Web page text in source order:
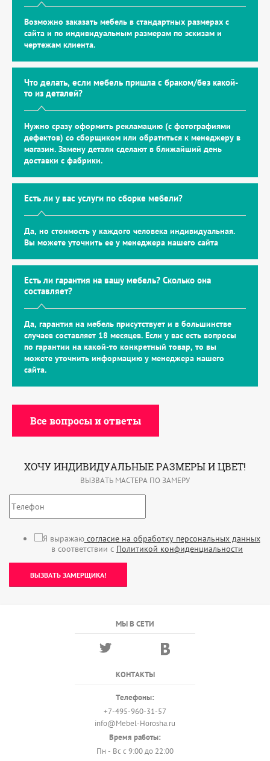
Возможно заказать мебель в стандартных размерах с
сайта и по индивидуальным размерам по эскизам и
чертежам клиента.
Что делать, если мебель пришла с браком/без какой-
то из деталей?
Нужно сразу оформить рекламацию (с фотографиями
дефектов) со сборщиком или обратиться к менеджеру в
магазин. Замену детали сделают в ближайший день
доставки с фабрики.
Есть ли у вас услуги по сборке мебели?
Да, но стоимость у каждого человека индивидуальная.
Вы можете уточнить ее у менеджера нашего сайта
Есть ли гарантия на вашу мебель? Сколько она
составляет?
Да, гарантия на мебель присутствует и в большинстве
случаев составляет 18 месяцев. Если у вас есть вопросы
по гарантии на какой-то конкретный товар, то вы
можете уточнить информацию у менеджера нашего
сайта.
Все вопросы и ответы
ХОЧУ ИНДИВИДУАЛЬНЫЕ РАЗМЕРЫ И ЦВЕТ!
ВЫЗВАТЬ МАСТЕРА ПО ЗАМЕРУ
Я выражаюсогласие на обработку персональных данных
в соответствии с Политикой конфиденциальности
ВЫЗВАТЬ ЗАМЕРЩИКА!
МЫ В СЕТИ
КОНТАКТЫ
Телефоны:
+7-495-960-31-57
info@Mebel-Horosha.ru
Время работы:
Пн - Вс с 9:00 до 22:00